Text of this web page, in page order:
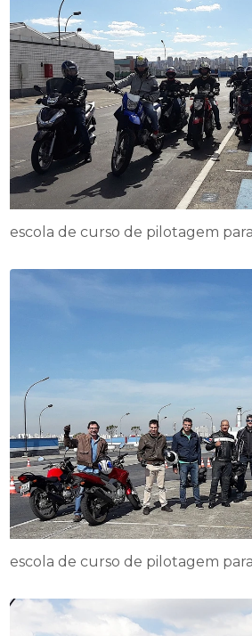
escola de curso de pilotagem
escola de curso de pilotagem